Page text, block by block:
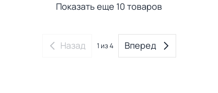
Показать еще 10 товаров
Назад 1 из 4 Вперед